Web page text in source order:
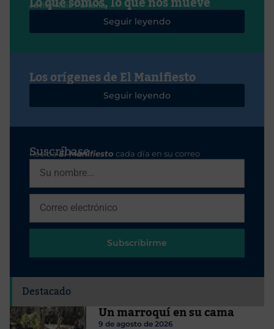
Javier Ruiz Portella
Seguir leyendo
Los orígenes de El Manifiesto
Seguir leyendo
Suscríbase
RecibaEl Manifiesto cada día en su correo
Subscribirme
Destacado
Un marroquí en su cama
9 de agosto de 2026